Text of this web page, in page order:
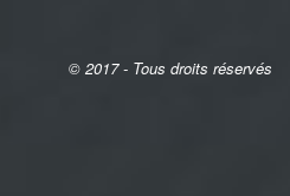
© 2017 - Tous droits réservés